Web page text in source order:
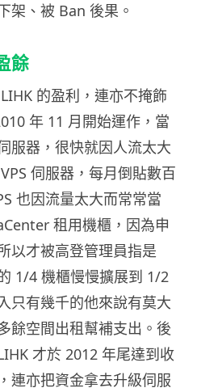
架、被 Ban 後果。
餘
的盈利，連亦不掩飾
年 11 月開始運作，當
服器，很快就因人流太大
伺服器，每月倒貼數百
也因流量太大而常常當
租用機櫃，因為申
以才被高登管理員指是
1/4 機櫃慢慢擴展到 1/2
只有幾千的他來說有莫大
餘空間出租幫補支出。後
才於 2012 年尾達到收
連亦把資金拿去升級伺服